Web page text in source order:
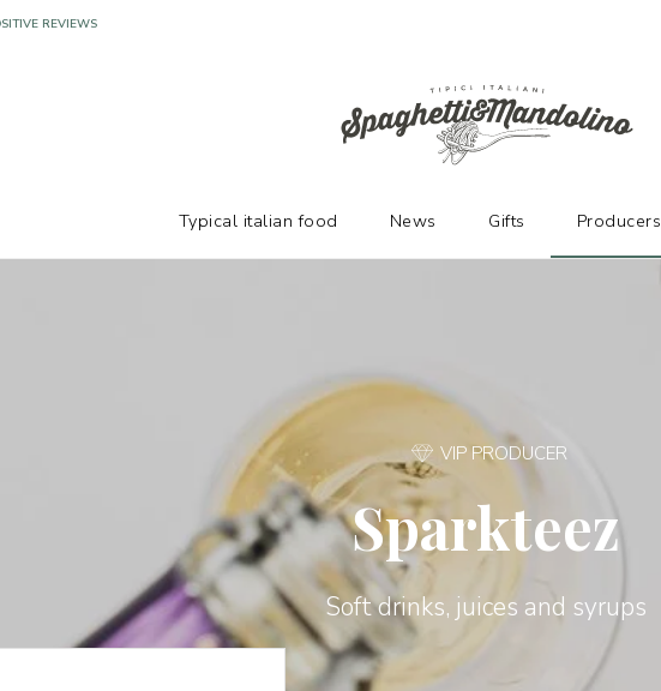
VIP PRODUCER
Sparkteez
Soft drinks, juices and syrups
FROM EXCELLENT MANUFACTURERS
Typical italian food News Gifts Producers